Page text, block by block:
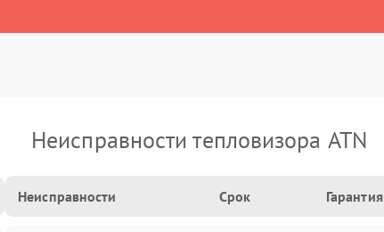
Неисправности тепловизора ATN
Неисправности Срок Гарантия